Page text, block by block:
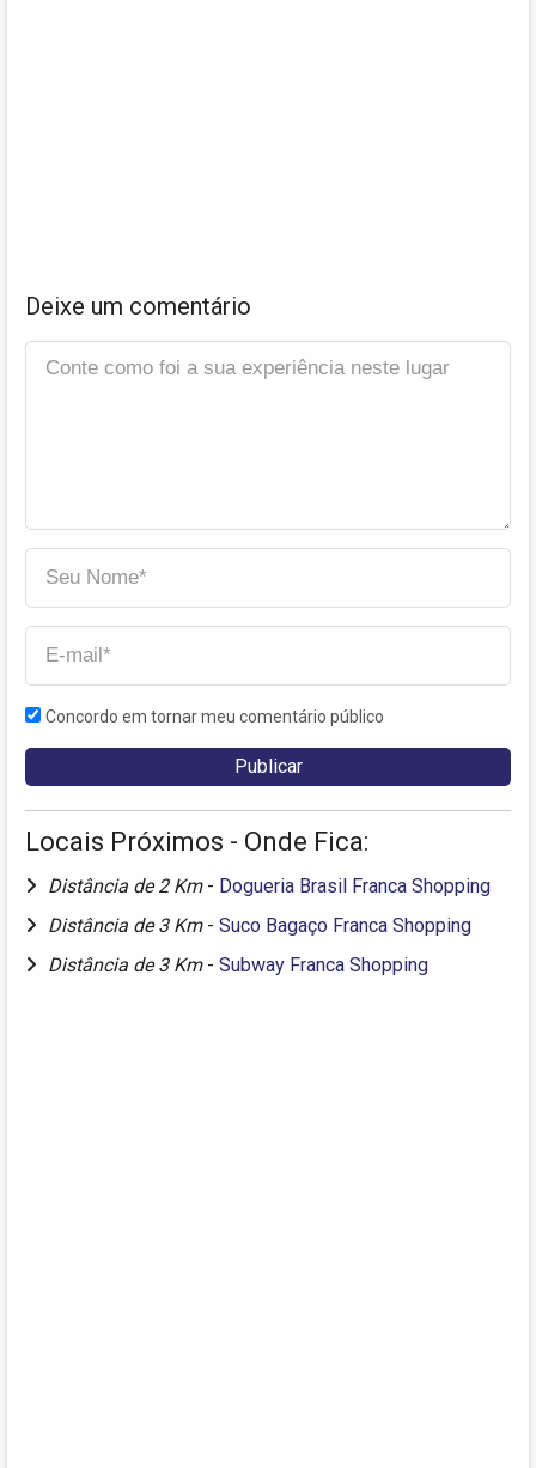
Deixe um comentário
Concordo em tornar meu comentário público
Locais Próximos - Onde Fica:
Distância de 2 Km - Dogueria Brasil Franca Shopping
Distância de 3 Km - Suco Bagaço Franca Shopping
Distância de 3 Km - Subway Franca Shopping